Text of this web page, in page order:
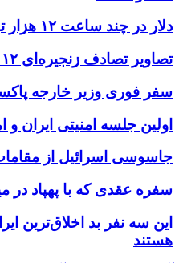
دلار در چند ساعت ۱۲ هزار تومان عقب‌نشینی کرد
تصاویر تصادف زنجیره‌ای ۱۲ خودرو در تهران
سفر فوری وزیر خارجه
اولین جلسه امنیتی ایران
جاسوسی اسرائیل از
سفره عقدی که با پهپاد در
هستند